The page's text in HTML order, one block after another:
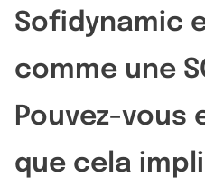
Sofidynamic
comme une
Pouvez-vous
que cela